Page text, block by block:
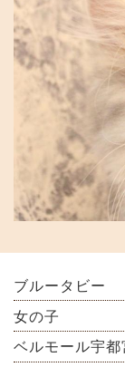
ブルータビー
女の子
ベルモール宇都